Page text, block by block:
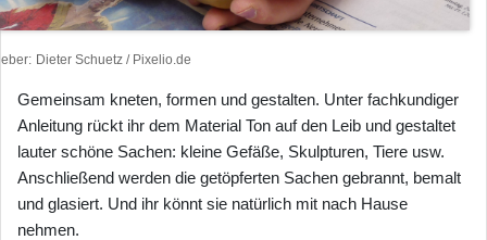
Dieter Schuetz / Pixelio.de
Gemeinsam kneten, formen und gestalten. Unter fachkundiger
Anleitung rückt ihr dem Material Ton auf den Leib und gestaltet
lauter schöne Sachen: kleine Gefäße, Skulpturen, Tiere usw.
Anschließend werden die getöpferten Sachen gebrannt, bemalt
und glasiert. Und ihr könnt sie natürlich mit nach Hause
nehmen.